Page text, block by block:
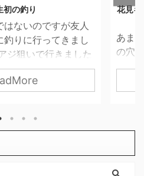
～くつわ池オートキャン
プ場～
関西花見キャンプ
す。 こんな感じで距
ながら満開の桜が楽
使用料が安く、近く
こうですよ～ 本日の
ール 追加ポールでは
テント・ター
最長180cm） こ
購入
てき
ラリ
か値